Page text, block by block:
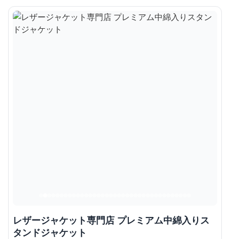
レザージャケット専門店 プレミアム中綿入りス
タンドジャケット